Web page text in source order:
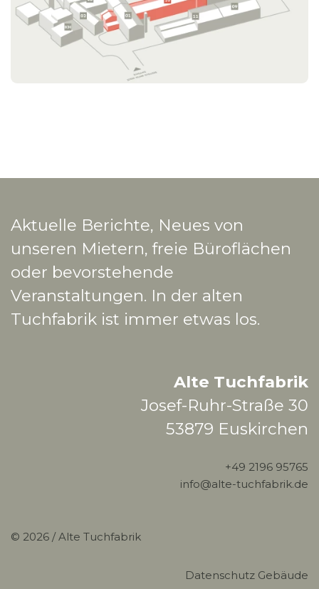
Aktuelle Berichte, Neues von
unseren Mietern, freie Büroflächen
oder bevorstehende
Veranstaltungen. In der alten
Tuchfabrik ist immer etwas los.
Alte Tuchfabrik
Josef-Ruhr-Straße 30
53879 Euskirchen
+49 2196 95765
info@alte-tuchfabrik.de
© 2026 /Alte Tuchfabrik
Datenschutz Gebäude